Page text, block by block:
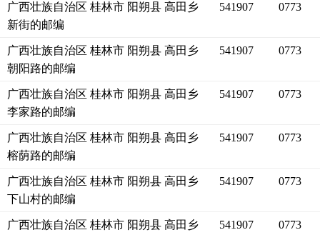
广西壮族自治区 桂林市 阳朔县 高田乡
新街的邮编
541907 0773
广西壮族自治区 桂林市 阳朔县 高田乡
朝阳路的邮编
541907 0773
广西壮族自治区 桂林市 阳朔县 高田乡
李家路的邮编
541907 0773
广西壮族自治区 桂林市 阳朔县 高田乡
榕荫路的邮编
541907 0773
广西壮族自治区 桂林市 阳朔县 高田乡
下山村的邮编
541907 0773
广西壮族自治区 桂林市 阳朔县 高田乡
541907 0773